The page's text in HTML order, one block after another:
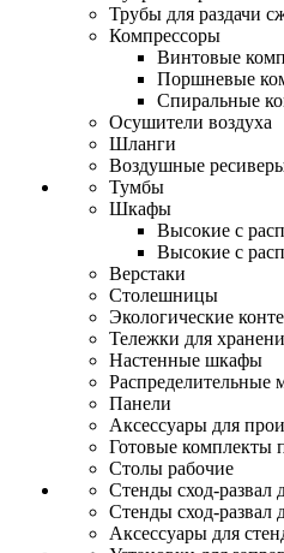
Трубы для раздачи
Компрессоры
Винтовые
Поршневые
Спиральные
Осушители воздуха
Шланги
Воздушные
Тумбы
Шкафы
Высокие с
Высокие с
Верстаки
Столешницы
Экологические
Тележки для
Настенные шкафы
Распределительные
Панели
Аксессуары для
Готовые комплекты
Столы рабочие
Стенды сход-развал
Стенды сход-развал
Аксессуары для